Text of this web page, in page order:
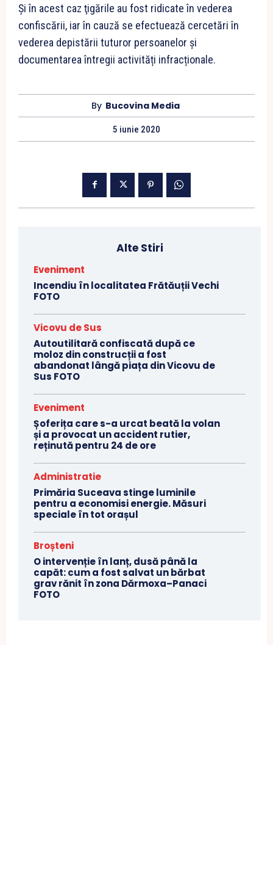
Şi în acest caz ţigările au fost ridicate în vederea
confiscării, iar în cauză se efectuează cercetări în
vederea depistării tuturor persoanelor și
documentarea întregii activități infracționale.
By Bucovina Media
5 iunie 2020
Alte Stiri
Eveniment
Incendiu în localitatea Frătăuții Vechi
FOTO
Vicovu de Sus
Autoutilitară confiscată după ce
moloz din construcții a fost
abandonat lângă piața din Vicovu de
Sus FOTO
Eveniment
Șoferița care s-a urcat beată la volan
și a provocat un accident rutier,
reținută pentru 24 de ore
Administratie
Primăria Suceava stinge luminile
pentru a economisi energie. Măsuri
speciale în tot orașul
Broșteni
O intervenție în lanț, dusă până la
capăt: cum a fost salvat un bărbat
grav rănit în zona Dărmoxa–Panaci
FOTO